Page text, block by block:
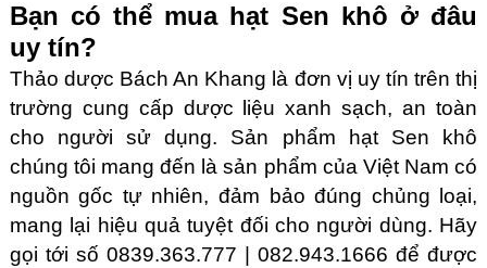
Bạn có thể mua hạt Sen khô ở đâu
uy tín?
Thảo dược Bách An Khang là đơn vị uy tín trên thị
trường cung cấp dược liệu xanh sạch, an toàn
cho người sử dụng. Sản phẩm hạt Sen khô
chúng tôi mang đến là sản phẩm của Việt Nam có
nguồn gốc tự nhiên, đảm bảo đúng chủng loại,
mang lại hiệu quả tuyệt đối cho người dùng. Hãy
gọi tới số 0839.363.777 | 082.943.1666 để được